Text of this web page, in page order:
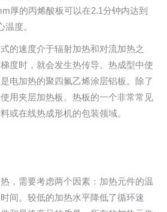
厚的丙烯酸板可以在2.1分钟内达到
度。
的速度介于辐射加热和对流加热之
度时，就会发生热传导。热成型中使
电加热的聚四氟乙烯涂层铝板。除了
用夹层加热板。热板的一个非常常见
或在线热成形机的包装领域。
，需要考虑两个因素：加热元件的温
间。较低的加热水平降低了循环速